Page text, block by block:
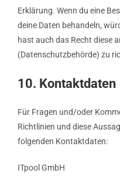
Erklärung. Wenn du eine
deine Daten behandeln,
hast auch das Recht diese
(Datenschutzbehörde) zu
10. Kontaktdaten
Für Fragen und/oder
Richtlinien und diese
folgenden Kontaktdaten:
ITpool GmbH